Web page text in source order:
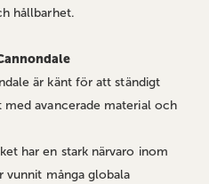
hållbarhet.
är känt för att ständigt
avancerade material och
har en stark närvaro inom
vunnit många globala